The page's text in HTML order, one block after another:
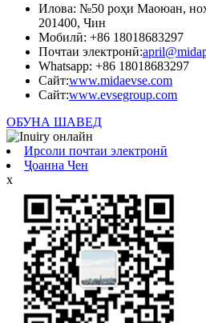
Илова: №50 роҳи Маоюан,
201400, Чин
Мобилӣ: +86 18018683297
Почтаи электронӣ:
Whatsapp: +86 18018683297
Сайт:www.midaevse.com
Сайт:www.evsegroup.com
ОБУНА ШАВЕД
Ирсоли почтаи электронӣ
Ҷоанна Чен
x